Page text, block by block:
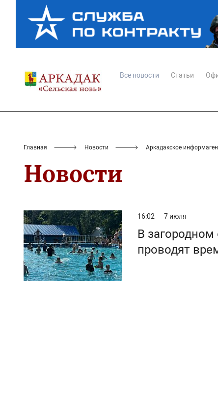
Все новости Статьи
Главная Новости Аркадакское
Новости
16:02 7 июля
В загородном
проводят